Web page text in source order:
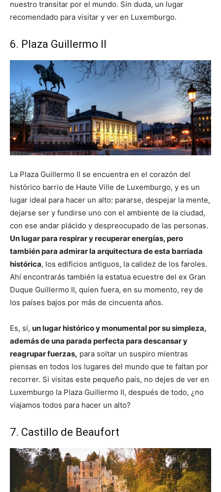
nuestro transitar por el mundo. Sin duda, un lugar
recomendado para visitar y ver en Luxemburgo.
6. Plaza Guillermo II
La Plaza Guillermo II se encuentra en el corazón del
histórico barrio de Haute Ville de Luxemburgo, y es un
lugar ideal para hacer un alto: pararse, despejar la mente,
dejarse ser y fundirse uno con el ambiente de la ciudad,
con ese andar plácido y despreocupado de las personas.
Un lugar para respirar y recuperar energías, pero
también para admirar la arquitectura de esta barriada
histórica, los edificios antiguos, la calidez de los faroles.
Ahí encontrarás también la estatua ecuestre del ex Gran
Duque Guillermo II, quien fuera, en su momento, rey de
los países bajos por más de cincuenta años.
Es, sí, un lugar histórico y monumental por su simpleza,
además de una parada perfecta para descansar y
reagrupar fuerzas, para soltar un suspiro mientras
piensas en todos los lugares del mundo que te faltan por
recorrer. Si visitas este pequeño país, no dejes de ver en
Luxemburgo la Plaza Guillermo II, después de todo, ¿no
viajamos todos para hacer un alto?
7. Castillo de Beaufort